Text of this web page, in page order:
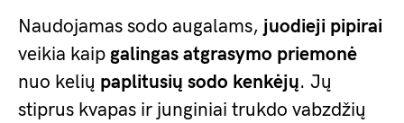
Naudojamas sodo augalams, juodieji pipirai
veikia kaip galingas atgrasymo priemonė
nuo kelių paplitusių sodo kenkėjų. Jų
stiprus kvapas ir junginiai trukdo vabzdžių